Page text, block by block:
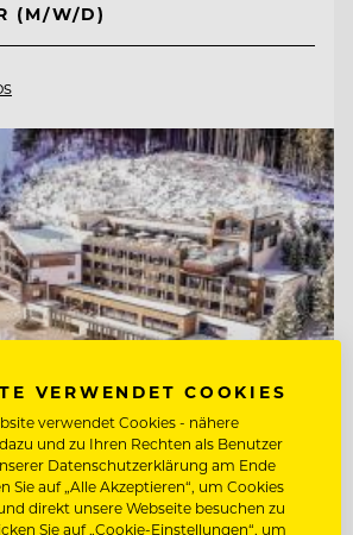
(M/W/D)
VERWENDET COOKIES
verwendet Cookies - nähere
und zu Ihren Rechten als Benutzer
Datenschutzerklärung am Ende
Sie auf „Alle Akzeptieren“, um Cookies
direkt unsere Webseite besuchen zu
Sie auf „Cookie-Einstellungen“, um